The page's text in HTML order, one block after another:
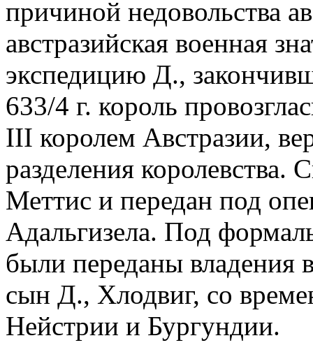
причиной недовольства
австразийская военная
экспедицию Д.,
633/4 г. король
III королем Австразии,
разделения королевства.
Меттис и передан под
Адальгизела. Под
были переданы
сын Д., Хлодвиг, со
Нейстрии и Бургундии.